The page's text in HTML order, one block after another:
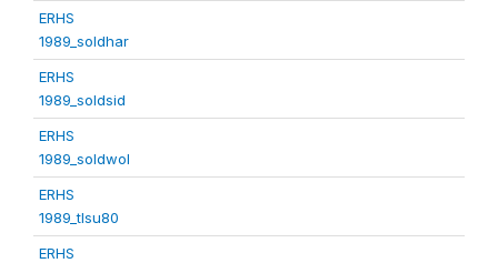
ERHS
1989_soldhar
ERHS
1989_soldsid
ERHS
1989_soldwol
ERHS
1989_tlsu80
ERHS